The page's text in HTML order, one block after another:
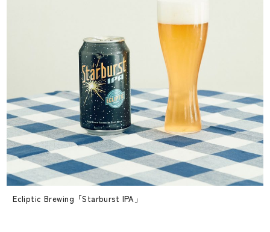
Ecliptic Brewing「Starburst IPA」